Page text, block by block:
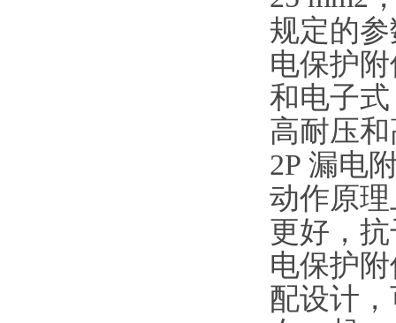
规定的
电保护
和电子
高耐压
2P 漏电
动作原
更好，
电保护
配设计